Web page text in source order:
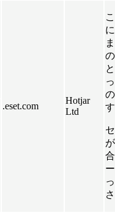
.eset.com
Hotjar
Ltd